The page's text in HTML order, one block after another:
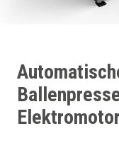
Elektromotor